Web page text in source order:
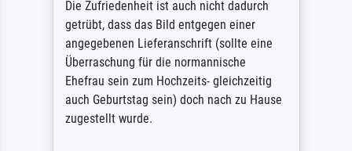
Die Zufriedenheit ist auch nicht dadurch
getrübt, dass das Bild entgegen einer
angegebenen Lieferanschrift (sollte eine
Überraschung für die normannische
Ehefrau sein zum Hochzeits- gleichzeitig
auch Geburtstag sein) doch nach zu Hause
zugestellt wurde.